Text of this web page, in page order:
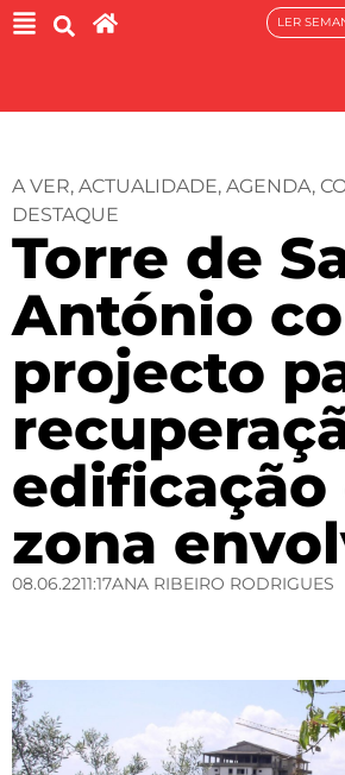
LER
A VER, ACTUALIDADE, AGENDA,
DESTAQUE
Torre de
António
projecto
edificação
zona
08.06.2211:17ANA RIBEIRO RODRIGUES